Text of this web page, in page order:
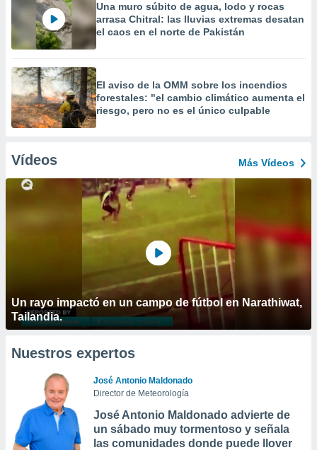
Una muro súbito de agua, lodo y rocas
arrasa Chitral: las lluvias extremas desatan
el caos en el norte de Pakistán
El aviso de la OMM sobre los incendios
forestales: "el cambio climático aumenta el
riesgo, pero no es el único culpable
Vídeos Más Vídeos
Un rayo impactó en un campo de fútbol en Narathiwat,
Tailandia.
Nuestros expertos
José Antonio Maldonado
Director de Meteorología
José Antonio Maldonado advierte de
un sábado muy tormentoso y señala
las comunidades donde puede llover